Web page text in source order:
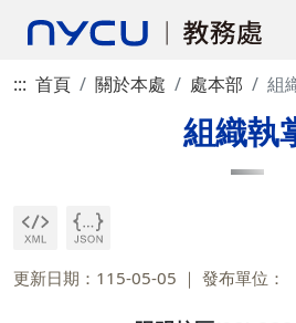
::: 首頁 關於本處 處本部 組
組織執
更新日期：115-05-05 發布單位：